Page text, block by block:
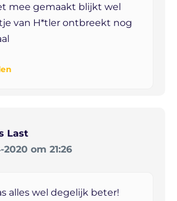
mee gemaakt blijkt wel
van H*tler ontbreekt nog
Last
om 21:26
alles wel degelijk beter!